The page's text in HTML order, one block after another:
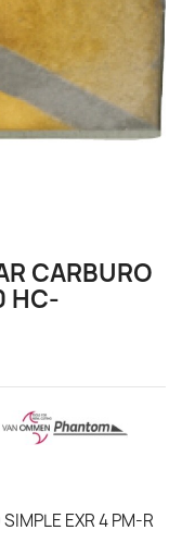
CARBURO
HC-
EXR 4 PM-R